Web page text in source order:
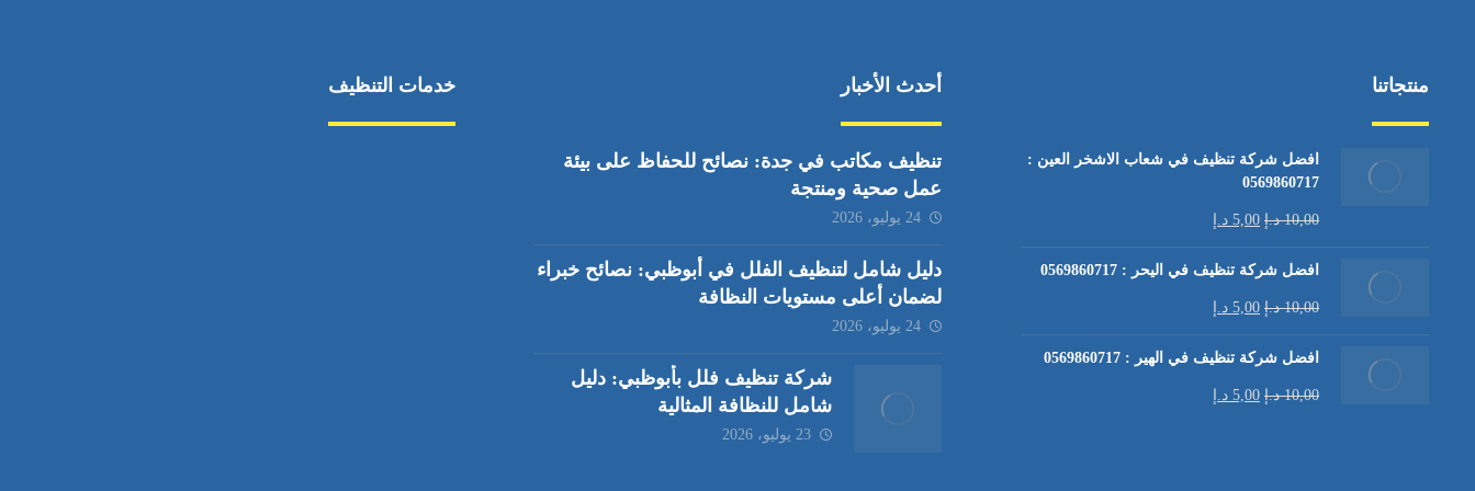
منتجاتنا
افضل شركة تنظيف في شعاب الاشخر العين :
0569860717
10,00 د.إ 5,00 د.إ
افضل شركة تنظيف في اليحر : 0569860717
10,00 د.إ 5,00 د.إ
افضل شركة تنظيف في الهير : 0569860717
10,00 د.إ 5,00 د.إ
أحدث الأخبار
تنظيف مكاتب في جدة: نصائح للحفاظ على بيئة
عمل صحية ومنتجة
24 يوليو، 2026
دليل شامل لتنظيف الفلل في أبوظبي: نصائح خبراء
لضمان أعلى مستويات النظافة
24 يوليو، 2026
شركة تنظيف فلل بأبوظبي: دليل
شامل للنظافة المثالية
23 يوليو، 2026
خدمات التنظيف